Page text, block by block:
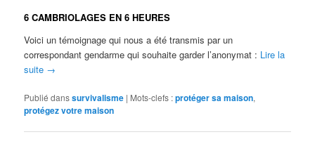
6 CAMBRIOLAGES EN 6 HEURES
Voici un témoignage qui nous a été transmis par un
correspondant gendarme qui souhaite garder l’anonymat : Lire la
suite →
Publié danssurvivalisme | Mots-clefs :protéger sa maison,
protégez votre maison